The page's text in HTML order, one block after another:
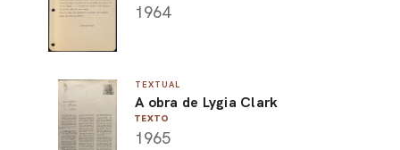
1964
TEXTUAL
A obra de Lygia Clark
TEXTO
1965